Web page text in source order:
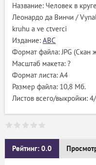
Название: Человек в
Леонардо да Винчи /
kruhu a ve ctverci
Издание: ABC
Формат файла: JPG (Скан
Масштаб макета: ?
Формат листа: А4
Размер файла: 10,8 Мб.
Листов всего/выкройки:
Рейтинг: 0.0